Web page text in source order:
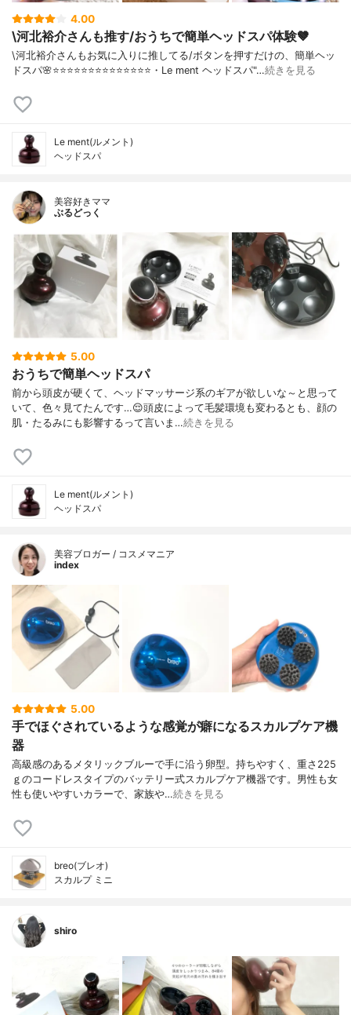
4.00
\河北裕介さんも推す/おうちで簡単ヘッドスパ体験🤎
\河北裕介さんもお気に入りに推してる/ボタンを押すだけの、簡単ヘッ
ドスパ🌸⭐️⭐️⭐️⭐️⭐️⭐️⭐️⭐️⭐️⭐️⭐️⭐️⭐️⭐️・Le ment ヘッドスパ"…続きを見る
Le ment(ルメント)
ヘッドスパ
美容好きママ
ぶるどっく
5.00
おうちで簡単ヘッドスパ
前から頭皮が硬くて、ヘッドマッサージ系のギアが欲しいな～と思って
いて、色々見てたんです…😌頭皮によって毛髪環境も変わるとも、顔の
肌・たるみにも影響するって言いま…続きを見る
Le ment(ルメント)
ヘッドスパ
美容ブロガー / コスメマニア
index
5.00
手でほぐされているような感覚が癖になるスカルプケア機
器
高級感のあるメタリックブルーで手に沿う卵型。持ちやすく、重さ225
ｇのコードレスタイプのバッテリー式スカルプケア機器です。男性も女
性も使いやすいカラーで、家族や…続きを見る
breo(ブレオ)
スカルプ ミニ
shiro